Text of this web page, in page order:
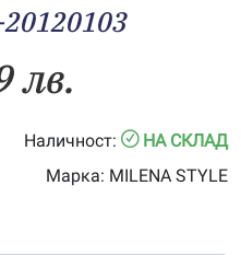
лв.
Наличност:
НА СКЛАД
Марка: MILENA STYLE